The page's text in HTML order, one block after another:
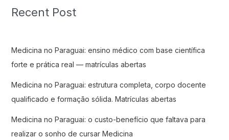
Recent Post
Medicina no Paraguai: ensino médico com base científica
forte e prática real — matrículas abertas
Medicina no Paraguai: estrutura completa, corpo docente
qualificado e formação sólida. Matrículas abertas
Medicina no Paraguai: o custo-benefício que faltava para
realizar o sonho de cursar Medicina